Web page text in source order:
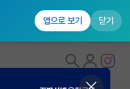
앱으로 보기 닫기